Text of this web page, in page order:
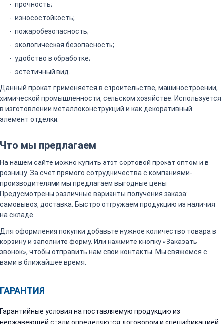
прочность;
износостойкость;
пожаробезопасность;
экологическая безопасность;
удобство в обработке;
эстетичный вид.
Данный прокат применяется в строительстве, машиностроении,
химической промышленности, сельском хозяйстве. Используется
в изготовлении металлоконструкций и как декоративный
элемент отделки.
Что мы предлагаем
На нашем сайте можно купить этот сортовой прокат оптом и в
розницу. За счет прямого сотрудничества с компаниями-
производителями мы предлагаем выгодные цены.
Предусмотрены различные варианты получения заказа:
самовывоз, доставка. Быстро отгружаем продукцию из наличия
на складе.
Для оформления покупки добавьте нужное количество товара в
корзину и заполните форму. Или нажмите кнопку «Заказать
звонок», чтобы отправить нам свои контакты. Мы свяжемся с
вами в ближайшее время.
ГАРАНТИЯ
Гарантийные условия на поставляемую продукцию из
нержавеющей стали определяются договором и спецификацией